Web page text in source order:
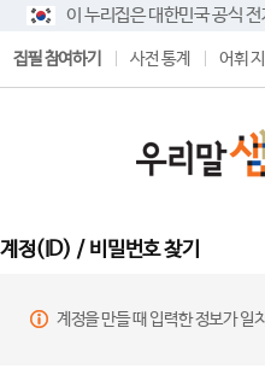
이 누리집은 대한민국 공식
집필 참여하기 사전 통계 어휘
계정(ID) / 비밀번호 찾기
계정을 만들 때 입력한 정보가 일